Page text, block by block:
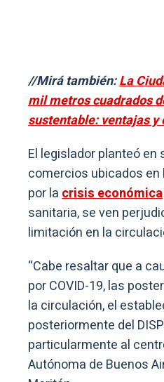
//Mirá también:La
mil metros cuadrados
sustentable: ventajas y
El legislador planteó en
comercios ubicados
por lacrisis económica
sanitaria, se ven
limitación en la
“Cabe resaltar que a
por COVID-19, las
la circulación, el
posteriormente del
particularmente al
Autónoma de Buenos